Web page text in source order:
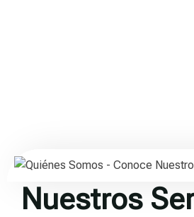
Nuestros